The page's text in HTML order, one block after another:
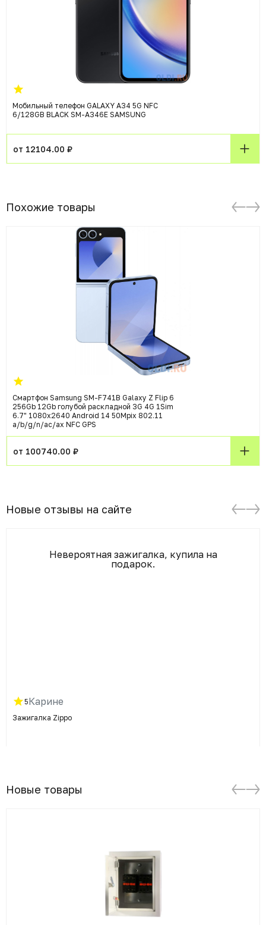
Мобильный телефон GALAXY A34 5G NFC
6/128GB BLACK SM-A346E SAMSUNG
от 12104.00 ₽
Похожие товары
Смартфон Samsung SM-F741B Galaxy Z Flip 6
256Gb 12Gb голубой раскладной 3G 4G 1Sim
6.7" 1080x2640 Android 14 50Mpix 802.11
a/b/g/n/ac/ax NFC GPS
от 100740.00 ₽
Новые отзывы на сайте
Невероятная зажигалка, купила на
подарок.
5Карине
Зажигалка Zippo
Новые товары